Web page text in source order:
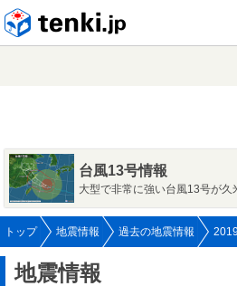
台風13号情報
大型で非常に強い台風13号が
トップ 地震情報 過去の地震情報
地震情報